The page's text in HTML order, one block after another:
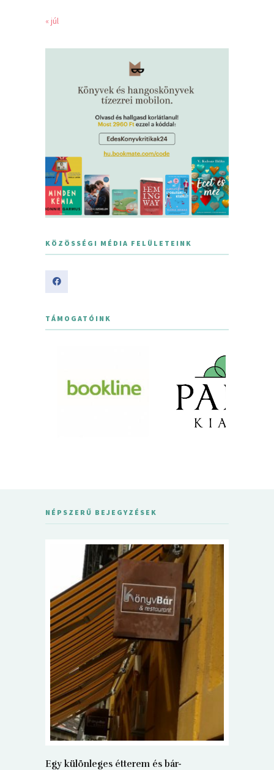
« júl
KÖZÖSSÉGI MÉDIA FELÜLETEINK
TÁMOGATÓINK
NÉPSZERŰ BEJEGYZÉSEK
Egy különleges étterem és bár-